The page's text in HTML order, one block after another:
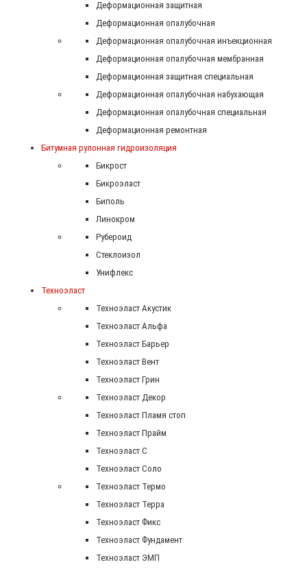
Деформационная защитная
Деформационная опалубочная
Деформационная опалубочная инъекционная
Деформационная опалубочная мембранная
Деформационная защитная специальная
Деформационная опалубочная набухающая
Деформационная опалубочная специальная
Деформационная ремонтная
Битумная рулонная гидроизоляция
Бикрост
Бикроэласт
Биполь
Линокром
Рубероид
Стеклоизол
Унифлекс
Техноэласт
Техноэласт Акустик
Техноэласт Альфа
Техноэласт Барьер
Техноэласт Вент
Техноэласт Грин
Техноэласт Декор
Техноэласт Пламя стоп
Техноэласт Прайм
Техноэласт С
Техноэласт Соло
Техноэласт Термо
Техноэласт Терра
Техноэласт Фикс
Техноэласт Фундамент
Техноэласт ЭМП